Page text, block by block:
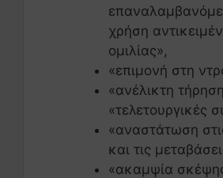
χρήση
ομιλίας»,
«επιμονή στη
«ανέλικτη
«τελετουργικές
«αναστάτωση
και τις
«ακαμψία